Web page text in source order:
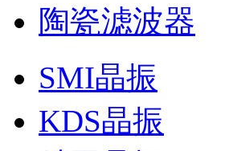
陶瓷滤波器
SMI晶振
KDS晶振